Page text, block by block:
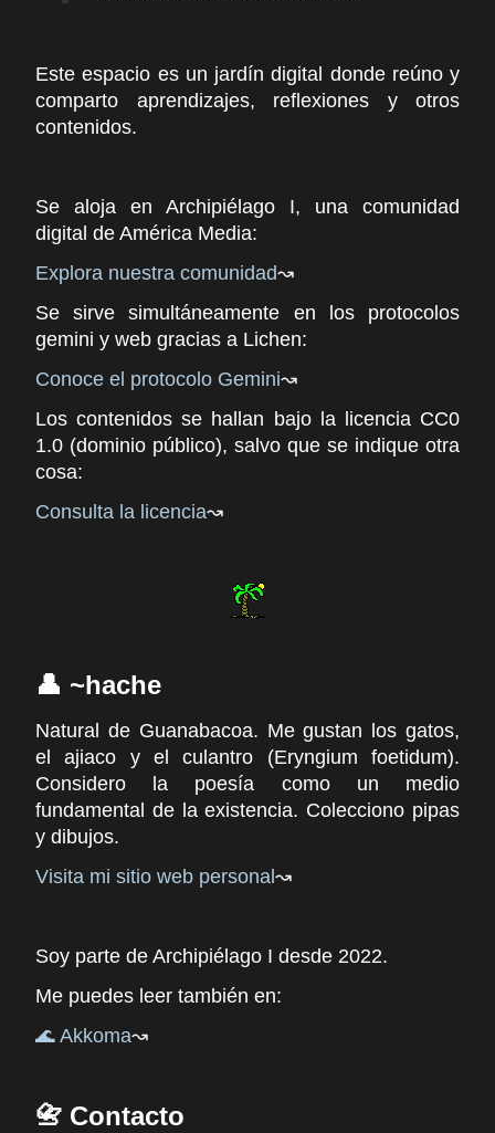
Este espacio es un jardín digital donde reúno y
comparto aprendizajes, reflexiones y otros
contenidos.
Se aloja en Archipiélago I, una comunidad
digital de América Media:
Explora nuestra comunidad
Se sirve simultáneamente en los protocolos
gemini y web gracias a Lichen:
Conoce el protocolo Gemini
Los contenidos se hallan bajo la licencia CC0
1.0 (dominio público), salvo que se indique otra
cosa:
Consulta la licencia
👤 ~hache
Natural de Guanabacoa. Me gustan los gatos,
el ajiaco y el culantro (Eryngium foetidum).
Considero la poesía como un medio
fundamental de la existencia. Colecciono pipas
y dibujos.
Visita mi sitio web personal
Soy parte de Archipiélago I desde 2022.
Me puedes leer también en:
🌊 Akkoma
📇 Contacto